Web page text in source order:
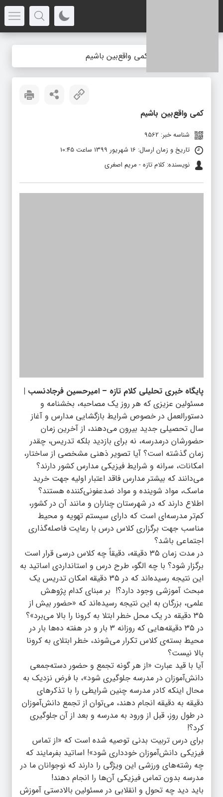
کمی واقع‌بین باشیم
کمی واقع‌بین باشیم
شناسه خبر: 9562
تاریخ و زمان ارسال: 16 شهریور 1399 ساعت 10:45
نویسنده: کلام تازه - مریم اصغری
پایگاه خبری تحلیلی کلام تازه – امیرحسین فرجادنسب |
مسئولین عزیزی که هر روز یک مصاحبه، بخشنامه و
دستورالعمل در خصوص شرایط بازگشایی مدارس و آغاز
سال تحصیلی جدید بیرون می‌دهند، از آخرین زمان
حضورشان درمدرسه، نه برای بازدید بلکه تدریس، چقدر
زمان گذشته است؟ آیا تصویر ذهنی مشخصی از ساختار،
امکانات، سرانه و شرایط فیزیکی مدارس کشور دارند؟
می‌دانند که بیشتر مدارس فاقد اعتبار اولیه جهت خرید
ماسک، مواد شوینده و مواد ضدعفونی‌کننده هستند؟
اطلاع دارند که در شهرستان چناران و مانند آن در کشور،
کم‌تر مدرسه‌ای است که دارای سیستم تهویه و محیط
مناسب جهت برگزاری کلاس درس با رعایت فاصله‌گذاری
اجتماعی باشد؟
در مدت زمان ٣۵ دقیقه، دقیقاً چه کلاس درسی قرار است
برگزار شود؟ با چه الگو، طرح درس و استانداردی اساتید به
این نتیجه رسیده‌اند که در ٣۵ دقیقه امکان تدریس یک
مبحث آموزشی وجود دارد؟! بر مبنای کدام پژوهش
علمی، بزرگان به این نتیجه رسیده‌اند که «حضور بیش از
۳۵ دقیقه در یک محل خطر ابتلا به کرونا را بالا می‌برد»؟
در ٣۵ دقیقه‌هایی که روزانه ٣ بار و در هفته ده‌ها بار در
محیط بسته‌ی کلاس تکرار می‌شوند، خطر ابتلای به کرونا
بالا نیست؟
آیا با قید عبارت «از هر گونه تجمع و حضور دسته‌جمعی
دانش‌آموزان در مدرسه جلوگیری شود»، با فرض نزدیک به
محال اینکه کادر مدرسه چنین شرایطی را با تذکرهای
دقیقه به دقیقه انجام دهند، می‌توان از تجمع دانش‌آموزان
در طول روز، قبل از ورود به مدرسه و بعد از آن جلوگیری
کرد؟!
برای درس تربیت بدنی توصیه شده است که «از تماس
فیزیکی دانش‌آموزان خودداری شود»! اساتید بفرمایند که
چه رشته‌های ورزشی این ویژگی را دارند که نوجوانان ما در
مدرسه بدون تماس فیزیکی آن‌ها را انجام دهند!
باید دید چه تحول و انقلابی در مسئولین بالادستی آموزش